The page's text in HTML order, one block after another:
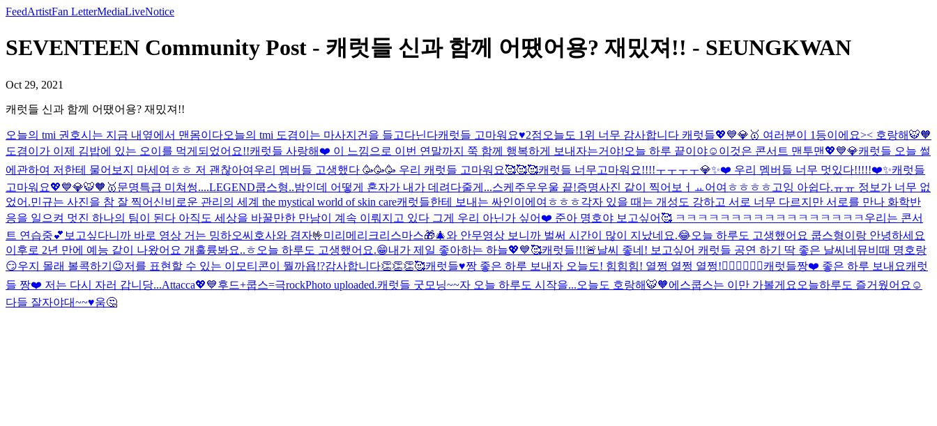
FeedArtistFan LetterMediaLiveNotice
SEVENTEEN Community Post - 캐럿들 신과 함께 어땠어용? 재밌져!! - SEUNGKWAN
Oct 29, 2021
캐럿들 신과 함께 어땠어용? 재밌져!!
오늘의 tmi 권호시는 지금 내옆에서 맨몸이다오늘의 tmi 도겸이는 마사지건을 들고다닌다캐럿들 고마워요♥️2점 오늘도 1위 너무 감사합니다 캐럿들💖💙💎🥇 여러분이 1등이에요>< 호랑해🐯🧡
도겸이가 이제 김밥에 있는 오이를 먹게되었어요!!캐럿들 사랑해❤️ 이 느낌으로 이번 연말까지 쭉 함께 행복하게 보내자는거야!오늘 하루 끝이야☺️ 이것은 콘서트 맨투맨💖💙💎캐럿들 오늘 썰
에관하여 저한테 물어보지 마세여ㅎㅎ 저 괜찮아여 우리 멤버들 고생했다 🥳🥳🥳 우리 캐럿들 고마워요🥰🥰🥰캐럿들 너무고마워요!!!!ㅜㅜㅜㅜ💎✨❤️ 우리 멤버들 너무 멋있다!!!!!❤️✨캐럿들
고마워요💖💙💎🐯🧡🥇문명특급 미쳐썽....LEGEND쿱스형..밤인데 어떻게 혼자가 내가 데려다줄게...스케주우우울 끝!증명사진 같이 찍어보ㅓㅛ어여ㅎㅎㅎㅎ 고잉 아쉽다.ㅠㅠ 정보가 너무 없
었어.민규는 사진을 참 잘 찍어 신비로운 관리의 세계 the mystical world of skin care캐럿들한테 보내는 싸인이에여ㅎㅎㅎ각자 있을 때는 개성도 강하고 서로 너무 다르지만 서로를 만나 화학반
응을 일으켜 멋진 하나의 팀이 된다 아직도 세상을 바꿀만한 만남이 계속 이뤄지고 있다 그게 우리 아닌가 싶어❤️ 준아 명호야 보고싶어🥰 ㅋㅋㅋㅋㅋㅋㅋㅋㅋㅋㅋㅋㅋㅋㅋㅋㅋ 우리는 콘서
트 연습중💕 보고싶다니까 바로 영상 거는 밍하오씨 호사와 겸자🤟미리메리크리스마스🎁🎄와 안무영상 보니까 벌써 시간이 많이 지났네요.😂오늘 하루도 고생했어요 쿱스형이랑 안녕하세요
이후로 2년 만에 예능 같이 나왔어요 개훌륭봐요..ㅎ 오늘 하루도 고생했어요.😁내가 제일 좋아하는 하늘💖💙🥰캐럿들!!!🚨날씨 좋네! 보고싶어 캐럿들 공연 하기 딱 좋은 날씨네 뮤비때 명호랑
😏우지 몰래 볼콕하기😉저를 표현할 수 있는 이모티콘이 뭘까욥!?감사합니다👏👏👏🥰캐럿들♥️짱 좋은 하루 보내자 오늘도! 힘힘힘! 열쩡 열쩡 열쩡!✊🏻✊🏻✊🏻캐럿들짱❤️ 좋은 하루 보내요캐럿
들 짱❤️ 저는 다시 자러 갑니당...Attacca💖💙후드+쿱스=극rockPhoto uploaded.캐럿들 굿모닝~~자 오늘 하루도 시작을...오늘도 호랑해🐯🧡에스쿱스는 이만 가볼게요 오늘하루도 즐거웠어요☺️
다들 잘자야대~~♥️움🤔